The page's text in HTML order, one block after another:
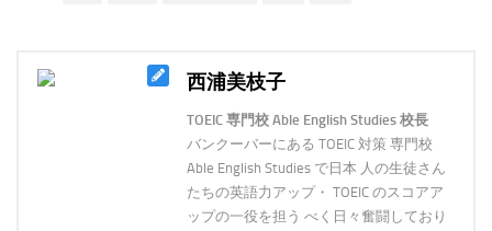
西浦美枝子
TOEIC 専門校 Able English Studies 校長
バンクーバーにある TOEIC 対策 専門校
Able English Studies で日本 人の生徒さん
たちの英語力アップ・ TOEIC のスコアア
ップの一役を担う べく日々奮闘しており